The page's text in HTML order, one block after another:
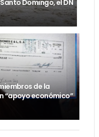
Domingo, el DN
de la
“apoyo económico”